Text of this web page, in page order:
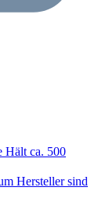
Hält ca. 500
Hersteller sind